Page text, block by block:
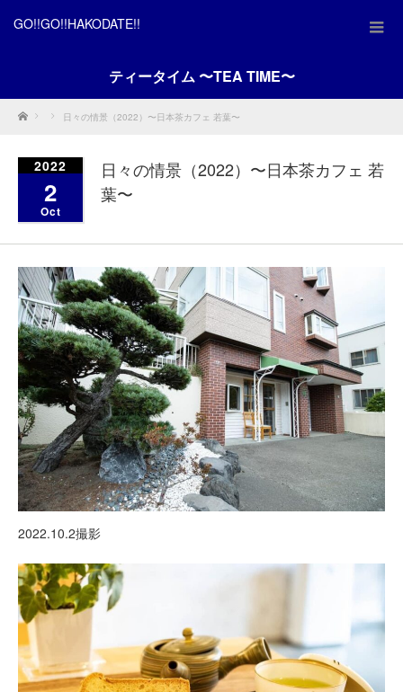
GO!!GO!!HAKODATE!!
ティータイム 〜TEA TIME〜
Home 日々の情景（2022）〜日本茶カフェ 若葉〜
2022
2
Oct
日々の情景（2022）〜日本茶カフェ 若
葉〜
2022.10.2撮影